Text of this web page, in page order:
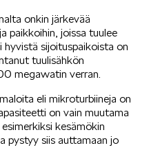
onkin järkevää
paikkoihin, joissa tuulee
hyvistä sijoituspaikoista on
tuulisähkön
megawatin verran.
eli mikroturbiineja on
on vain muutama
kesämökin
pystyy siis auttamaan jo